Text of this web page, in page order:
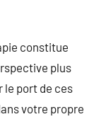
constitue
plus
le port de ces
votre propre